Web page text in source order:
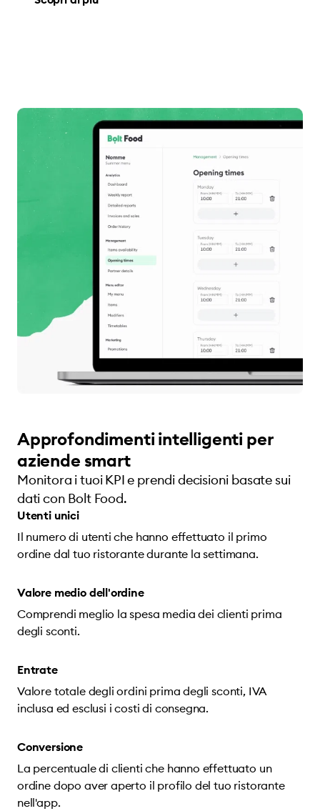
Approfondimenti intelligenti per
aziende smart
Monitora i tuoi KPI e prendi decisioni basate sui
dati con Bolt Food.
Utenti unici
Il numero di utenti che hanno effettuato il primo
ordine dal tuo ristorante durante la settimana.
Valore medio dell'ordine
Comprendi meglio la spesa media dei clienti prima
degli sconti.
Entrate
Valore totale degli ordini prima degli sconti, IVA
inclusa ed esclusi i costi di consegna.
Conversione
La percentuale di clienti che hanno effettuato un
ordine dopo aver aperto il profilo del tuo ristorante
nell'app.